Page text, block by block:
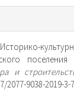
и
9038-2019-3-